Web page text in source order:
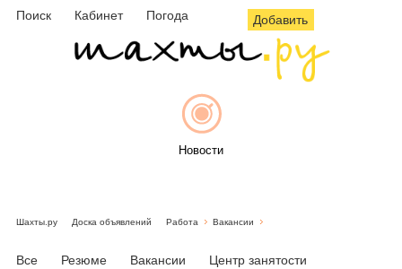
Поиск Кабинет Погода Добавить
Новости
Шахты.ру Доска объявлений Работа Вакансии
Все Резюме Вакансии Центр занятости